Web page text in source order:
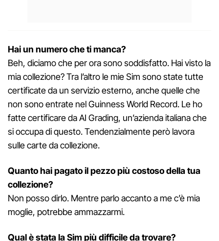
Hai un numero che ti manca?
Beh, diciamo che per ora sono soddisfatto. Hai visto la
mia collezione? Tra l’altro le mie Sim sono state tutte
certificate da un servizio esterno, anche quelle che
non sono entrate nel Guinness World Record. Le ho
fatte certificare da AI Grading, un’azienda italiana che
si occupa di questo. Tendenzialmente però lavora
sulle carte da collezione.
Quanto hai pagato il pezzo più costoso della tua
collezione?
Non posso dirlo. Mentre parlo accanto a me c’è mia
moglie, potrebbe ammazzarmi.
Qual è stata la Sim più difficile da trovare?